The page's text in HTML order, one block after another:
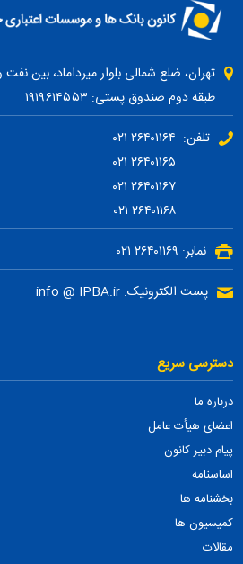
طبقه دوم صندوق پستی: ۱۹۱۹۶۱۴۵۵۳
تلفن: ۲۶۴۰۱۱۶۴ ۰۲۱
۲۶۴۰۱۱۶۷ ۰۲۱
۲۶۴۰۱۱۶۸ ۰۲۱
نمابر: ۲۶۴۰۱۱۶۹ ۰۲۱
پست الکترونیک: info @ IPBA.ir
دسترسی سریع
درباره ما
اعضای هیأت عامل
پیام دبیر کانون
اساسنامه
بخشنامه ها
کمیسیون ها
مقالات